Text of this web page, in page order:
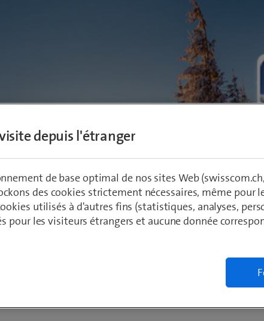
applications, vous
en toute sécurité
depuis l'étranger
de base optimal de nos sites Web
des cookies strictement nécessaires, même pour
utilisés à d'autres fins (statistiques, analyses,
pour les visiteurs étrangers et aucune donnée